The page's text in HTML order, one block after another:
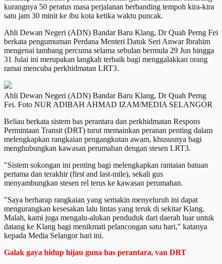
kurangnya 50 peratus masa perjalanan berbanding tempoh kira-kira
satu jam 30 minit ke ibu kota ketika waktu puncak.
Ahli Dewan Negeri (ADN) Bandar Baru Klang, Dr Quah Perng Fei
berkata pengumuman Perdana Menteri Datuk Seri Anwar Ibrahim
mengenai tambang percuma selama sebulan bermula 29 Jun hingga
31 Julai ini merupakan langkah terbaik bagi menggalakkan orang
ramai mencuba perkhidmatan LRT3.
Ahli Dewan Negeri (ADN) Bandar Baru Klang, Dr Quah Perng
Fei. Foto NUR ADIBAH AHMAD IZAM/MEDIA SELANGOR
Beliau berkata sistem bas perantara dan perkhidmatan Respons
Permintaan Transit (DRT) turut memainkan peranan penting dalam
melengkapkan rangkaian pengangkutan awam, khususnya bagi
menghubungkan kawasan perumahan dengan stesen LRT3.
"Sistem sokongan ini penting bagi melengkapkan rantaian batuan
pertama dan terakhir (first and last-mile), sekali gus
menyambungkan stesen rel terus ke kawasan perumahan.
"Saya berharap rangkaian yang semakin menyeluruh ini dapat
mengurangkan kesesakan lalu lintas yang teruk di sekitar Klang.
Malah, kami juga mengalu-alukan penduduk dari daerah luar untuk
datang ke Klang bagi menikmati pelancongan satu hari," katanya
kepada Media Selangor hari ini.
Galak gaya hidup hijau guna bas perantara, van DRT